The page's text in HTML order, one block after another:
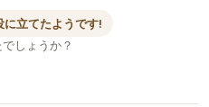
立てたようです!
しょうか？